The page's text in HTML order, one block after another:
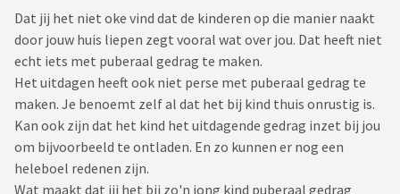
Dat jij het niet oke vind dat de kinderen op die manier naakt
door jouw huis liepen zegt vooral wat over jou. Dat heeft niet
echt iets met puberaal gedrag te maken.
Het uitdagen heeft ook niet perse met puberaal gedrag te
maken. Je benoemt zelf al dat het bij kind thuis onrustig is.
Kan ook zijn dat het kind het uitdagende gedrag inzet bij jou
om bijvoorbeeld te ontladen. En zo kunnen er nog een
heleboel redenen zijn.
Wat maakt dat jij het bij zo'n jong kind puberaal gedrag